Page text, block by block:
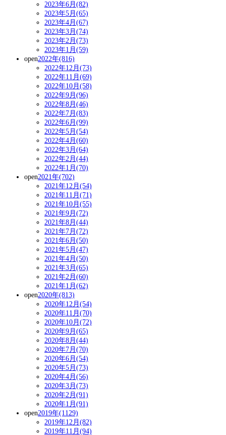
2023年6月(82)
2023年5月(65)
2023年4月(67)
2023年3月(74)
2023年2月(73)
2023年1月(59)
open2022年(816)
2022年12月(73)
2022年11月(69)
2022年10月(58)
2022年9月(96)
2022年8月(46)
2022年7月(83)
2022年6月(99)
2022年5月(54)
2022年4月(60)
2022年3月(64)
2022年2月(44)
2022年1月(70)
open2021年(702)
2021年12月(54)
2021年11月(71)
2021年10月(55)
2021年9月(72)
2021年8月(44)
2021年7月(72)
2021年6月(50)
2021年5月(47)
2021年4月(50)
2021年3月(65)
2021年2月(60)
2021年1月(62)
open2020年(813)
2020年12月(54)
2020年11月(70)
2020年10月(72)
2020年9月(65)
2020年8月(44)
2020年7月(70)
2020年6月(54)
2020年5月(73)
2020年4月(56)
2020年3月(73)
2020年2月(91)
2020年1月(91)
open2019年(1129)
2019年12月(82)
2019年11月(94)